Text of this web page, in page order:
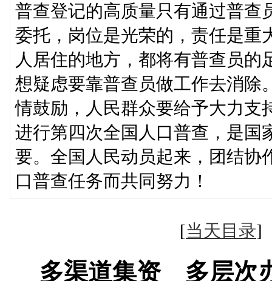
普查登记的高质量只有通过普查
委托，岗位是光荣的，责任是重
人居住的地方，都将有普查员
想疑虑要靠普查员做工作去消除
情鼓励，人民群众要给予大力支
进行第四次全国人口普查，是国
要。全国人民动员起来，团结协
口普查任务而共同努力！
[当天目录
多渠道集资 多层次